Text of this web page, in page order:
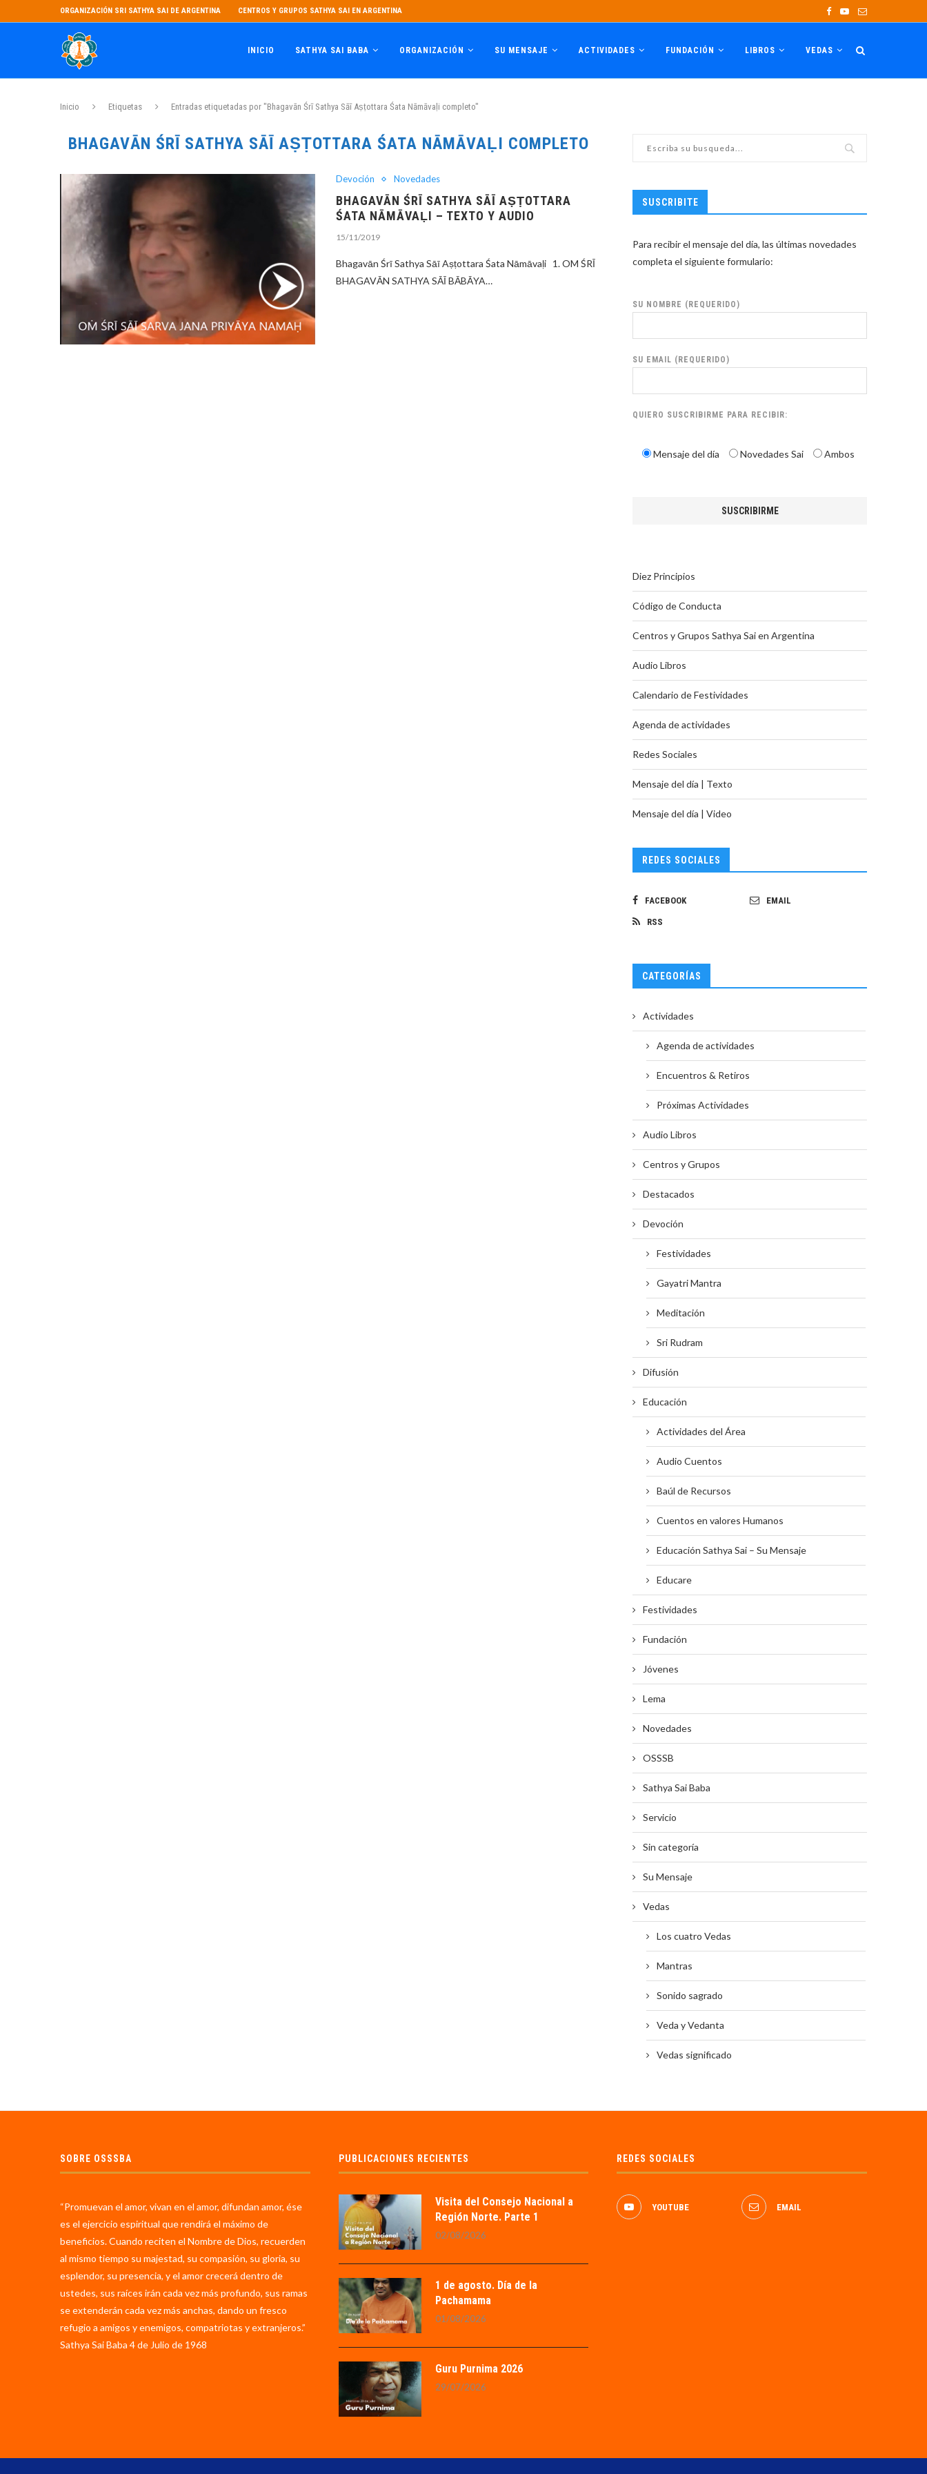
ORGANIZACIÓN SRI SATHYA SAI DE ARGENTINA CENTROS Y GRUPOS SATHYA SAI EN ARGENTINA
INICIO SATHYA SAI BABA ORGANIZACIÓN SU MENSAJE ACTIVIDADES FUNDACIÓN LIBROS VEDAS
Inicio Etiquetas Entradas etiquetadas por "Bhagavān Śrī Sathya Sāī Aṣṭottara Śata Nāmāvaḷi completo"
BHAGAVĀN ŚRĪ SATHYA SĀĪ AṢṬOTTARA ŚATA NĀMĀVAḶI COMPLETO
Devoción Novedades
BHAGAVĀN ŚRĪ SATHYA SĀĪ AṢṬOTTARA
ŚATA NĀMĀVAḶI – TEXTO Y AUDIO
15/11/2019
Bhagavān Śrī Sathya Sāī Aṣṭottara Śata Nāmāvaḷi 1. OM ŚRĪ
BHAGAVĀN SATHYA SĀĪ BĀBĀYA…
SUSCRIBITE
Para recibir el mensaje del día, las últimas novedades
completa el siguiente formulario:
SU NOMBRE (REQUERIDO)
SU EMAIL (REQUERIDO)
QUIERO SUSCRIBIRME PARA RECIBIR:
Mensaje del día Novedades Sai Ambos
Diez Principios
Código de Conducta
Centros y Grupos Sathya Sai en Argentina
Audio Libros
Calendario de Festividades
Agenda de actividades
Redes Sociales
Mensaje del día | Texto
Mensaje del día | Video
REDES SOCIALES
FACEBOOK EMAIL
RSS
CATEGORÍAS
Actividades
Agenda de actividades
Encuentros & Retiros
Próximas Actividades
Audio Libros
Centros y Grupos
Destacados
Devoción
Festividades
Gayatri Mantra
Meditación
Sri Rudram
Difusión
Educación
Actividades del Área
Audio Cuentos
Baúl de Recursos
Cuentos en valores Humanos
Educación Sathya Sai – Su Mensaje
Educare
Festividades
Fundación
Jóvenes
Lema
Novedades
OSSSB
Sathya Sai Baba
Servicio
Sin categoría
Su Mensaje
Vedas
Los cuatro Vedas
Mantras
Sonido sagrado
Veda y Vedanta
Vedas significado
SOBRE OSSSBA
“Promuevan el amor, vivan en el amor, difundan amor, ése
es el ejercicio espiritual que rendirá el máximo de
beneficios. Cuando reciten el Nombre de Dios, recuerden
al mismo tiempo su majestad, su compasión, su gloria, su
esplendor, su presencia, y el amor crecerá dentro de
ustedes, sus raíces irán cada vez más profundo, sus ramas
se extenderán cada vez más anchas, dando un fresco
refugio a amigos y enemigos, compatriotas y extranjeros.”
Sathya Sai Baba 4 de Julio de 1968
PUBLICACIONES RECIENTES
Visita del Consejo Nacional a
Región Norte. Parte 1
02/08/2026
1 de agosto. Día de la
Pachamama
01/08/2026
Guru Purnima 2026
29/07/2026
REDES SOCIALES
YOUTUBE EMAIL